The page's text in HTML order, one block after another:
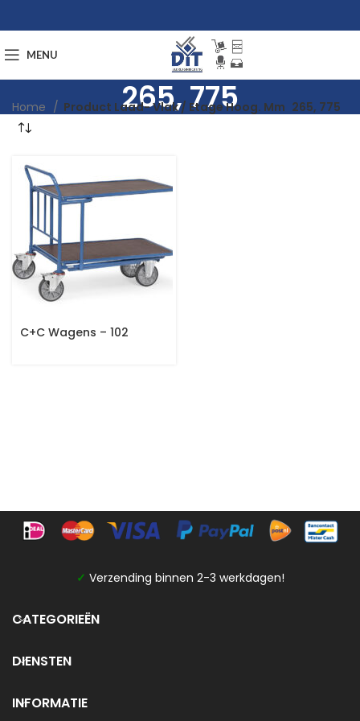
MENU
265, 775
Home Product Laad- Vlak / Etage Hoog. Mm 265, 775
C+C Wagens – 102
✓ Verzending binnen 2-3 werkdagen!
CATEGORIEËN
DIENSTEN
INFORMATIE